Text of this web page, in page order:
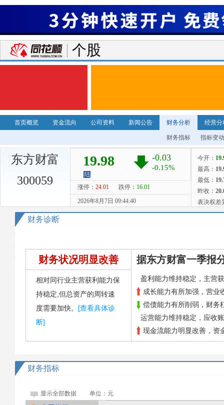
个股
首页概览 资金流向 公司资料 新闻公告 财务分析 经营分
财务指标 指标变
东方财富
300059